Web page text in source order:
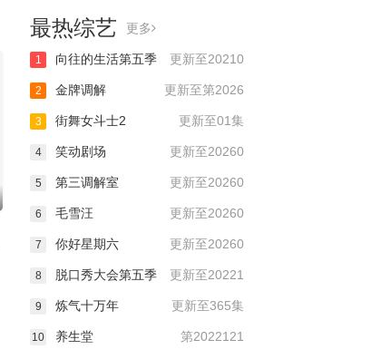
最热综艺 更多
更新至20210
1 向往的生活第五季
更新至第2026
2 金牌调解
更新至01集
3 街舞女斗士2
更新至20260
4 笑动剧场
更新至20260
5 第三调解室
更新至20260
6 毛雪汪
更新至20260
7 你好星期六
更新至20221
8 脱口秀大会第五季
更新至365集
9 炼气十万年
第2022121
10 养生堂